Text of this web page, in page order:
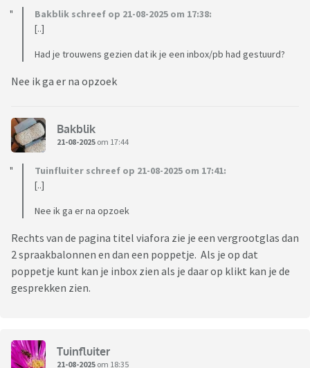
Bakblik schreef op 21-08-2025 om 17:38:
[..]
Had je trouwens gezien dat ik je een inbox/pb had gestuurd?
Nee ik ga er na opzoek
Bakblik
21-08-2025 om 17:44
Tuinfluiter schreef op 21-08-2025 om 17:41:
[..]
Nee ik ga er na opzoek
Rechts van de pagina titel viafora zie je een vergrootglas dan
2 spraakbalonnen en dan een poppetje. Als je op dat
poppetje kunt kan je inbox zien als je daar op klikt kan je de
gesprekken zien.
Tuinfluiter
21-08-2025 om 18:35